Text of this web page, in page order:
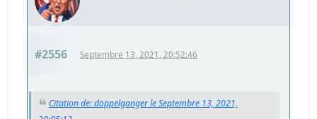
#2556 Septembre 13, 2021, 20:52:46
Citation de: doppelganger le Septembre 13, 2021,